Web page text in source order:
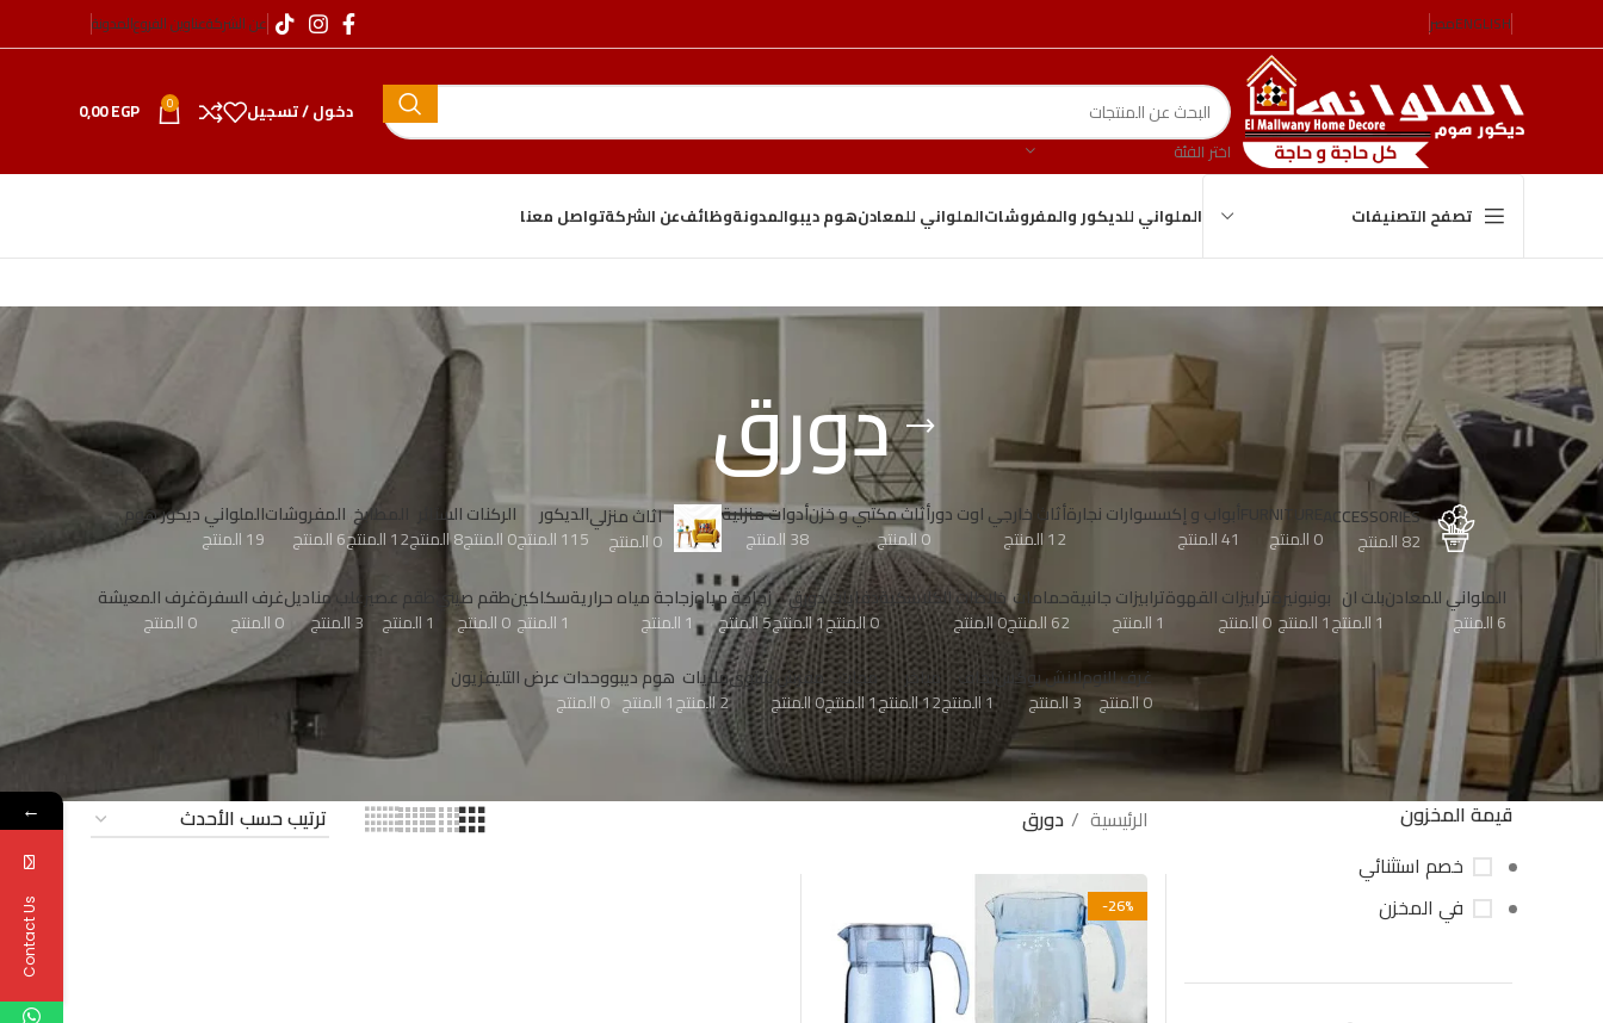
ENGLISHمصر عن الشركةعناوين الفروعالمدونة
اختر الفئة
دخول / تسجيل 0
0,00EGP
تصفح التصنيفات الملواني للديكور والمفروشاتالملواني للمعادنهوم ديبوالمدونةوظائفعن الشركةتواصل معنا
دورق
ACCESSORIES
82 المنتج
FURNITURE
0 المنتج
أبواب و إكسسوارات نجارة
41 المنتج
أثاث خارجي اوت دور
12 المنتج
أثاث مكتبي و خزن
0 المنتج
أدوات منزلية
38 المنتج
اثاث منزلي
0 المنتج
الدیكور
115 المنتج
الركنات
0 المنتج
الستائر
8 المنتج
المطابخ
12 المنتج
المفروشات
6 المنتج
الملواني ديكور هوم
19 المنتج
الملواني للمعادن
6 المنتج
بلت ان
1 المنتج
بونبونيرة
1 المنتج
ترابيزات القهوة
0 المنتج
ترابيزات جانبية
1 المنتج
حمامات
62 المنتج
خلاطات الكلاسكية
0 المنتج
دفايات
0 المنتج
دورق
1 المنتج
زجاجة مياه
5 المنتج
زجاجة مياه حرارية
1 المنتج
سكاكين
1 المنتج
طقم صيني
0 المنتج
طقم عصير
1 المنتج
علب مناديل
3 المنتج
غرف السفرة
0 المنتج
غرف المعيشة
0 المنتج
غرف النوم
0 المنتج
لانش بوكس
3 المنتج
لحاف
1 المنتج
مباخر
12 المنتج
مجات
1 المنتج
مفرش شتوى
0 المنتج
ملايات
2 المنتج
هوم ديبو
1 المنتج
وحدات عرض التليفزيون
0 المنتج
قيمة المخزون
خصم استثنائي
في المخزن
الرئيسية دورق
-26%
←
Contact Us